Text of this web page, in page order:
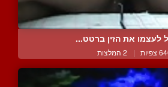
לעצמו את הזין ברטט...
| 2 המלצות